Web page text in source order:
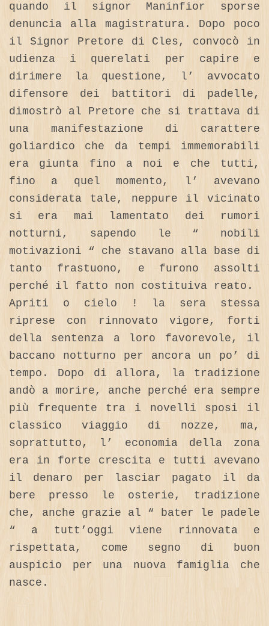
quando il signor Maninfior sporse
denuncia alla magistratura. Dopo poco
il Signor Pretore di Cles, convocò in
udienza i querelati per capire e
dirimere la questione, l’ avvocato
difensore dei battitori di padelle,
dimostrò al Pretore che si trattava di
una manifestazione di carattere
goliardico che da tempi immemorabili
era giunta fino a noi e che tutti,
fino a quel momento, l’ avevano
considerata tale, neppure il vicinato
si era mai lamentato dei rumori
notturni, sapendo le “ nobili
motivazioni “ che stavano alla base di
tanto frastuono, e furono assolti
perché il fatto non costituiva reato.
Apriti o cielo ! la sera stessa
riprese con rinnovato vigore, forti
della sentenza a loro favorevole, il
baccano notturno per ancora un po’ di
tempo. Dopo di allora, la tradizione
andò a morire, anche perché era sempre
più frequente tra i novelli sposi il
classico viaggio di nozze, ma,
soprattutto, l’ economia della zona
era in forte crescita e tutti avevano
il denaro per lasciar pagato il da
bere presso le osterie, tradizione
che, anche grazie al “ bater le padele
“ a tutt’oggi viene rinnovata e
rispettata, come segno di buon
auspicio per una nuova famiglia che
nasce.